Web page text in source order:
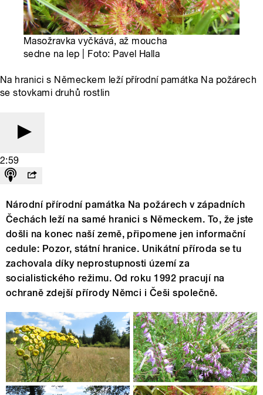
Masožravka vyčkává, až moucha
sedne na lep | Foto: Pavel Halla
Na hranici s Německem leží přírodní památka Na požárech
se stovkami druhů rostlin
2:59
Národní přírodní památka Na požárech v západních
Čechách leží na samé hranici s Německem. To, že jste
došli na konec naší země, připomene jen informační
cedule: Pozor, státní hranice. Unikátní příroda se tu
zachovala díky neprostupnosti území za
socialistického režimu. Od roku 1992 pracují na
ochraně zdejší přírody Němci i Češi společně.